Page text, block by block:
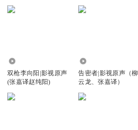
这个芮小丹有病吧
双枪李向阳|影视原声
(张嘉译赵纯阳)
告密者|影视原声（柳
云龙、张嘉译）